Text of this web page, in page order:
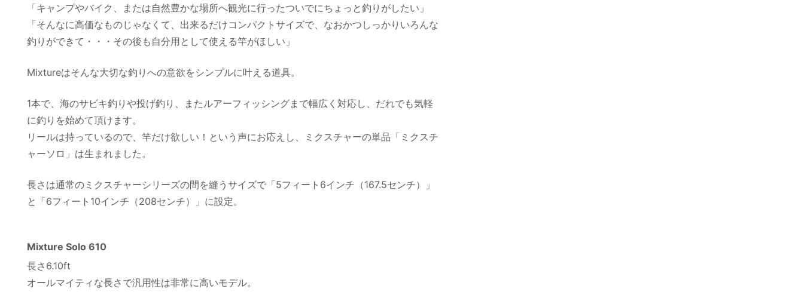
「キャンプやバイク、または自然豊かな場所へ観光に行ったついでにちょっと釣りがしたい」
「そんなに高価なものじゃなくて、出来るだけコンパクトサイズで、なおかつしっかりいろんな
釣りができて・・・その後も自分用として使える竿がほしい」
Mixtureはそんな大切な釣りへの意欲をシンプルに叶える道具。
1本で、海のサビキ釣りや投げ釣り、またルアーフィッシングまで幅広く対応し、だれでも気軽
に釣りを始めて頂けます。
リールは持っているので、竿だけ欲しい！という声にお応えし、ミクスチャーの単品「ミクスチ
ャーソロ」は生まれました。
長さは通常のミクスチャーシリーズの間を縫うサイズで「5フィート6インチ（167.5センチ）」
と「6フィート10インチ（208センチ）」に設定。
Mixture Solo 610
長さ6.10ft
オールマイティな長さで汎用性は非常に高いモデル。